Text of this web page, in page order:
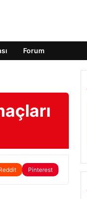
Forum
Pinterest